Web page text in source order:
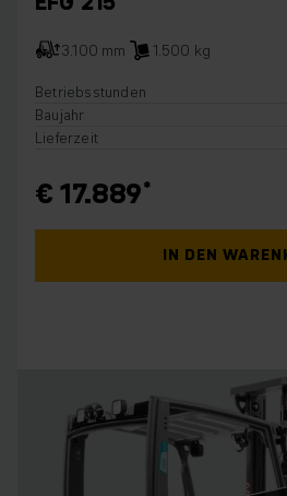
3.100 mm
1.500 kg
Betriebsstunden
Baujahr
Lieferzeit
€ 17.889
IN DEN